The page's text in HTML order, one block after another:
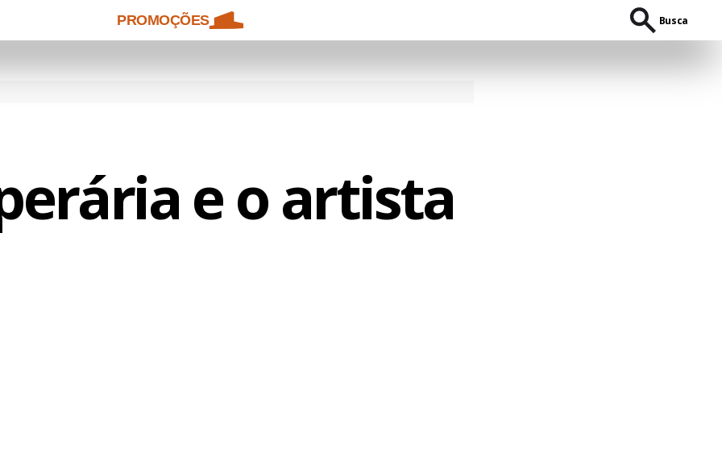
PROMOÇÕES Busca
e o artista